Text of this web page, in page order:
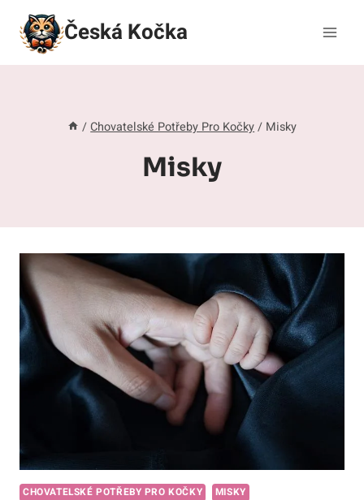
Přeskočit
obsah
Česká Kočka
/ Chovatelské Potřeby Pro Kočky / Misky
Misky
CHOVATELSKÉ POTŘEBY PRO KOČKY MISKY